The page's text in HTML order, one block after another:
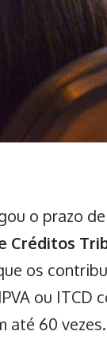
o prazo
Créditos
os
ou ITCD
até 60 vezes.